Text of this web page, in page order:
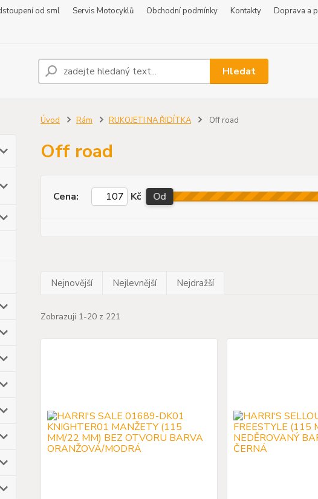
od sml Servis Motocyklů Obchodní podmínky Kontakty Doprava a
Hledat
Úvod Rám RUKOJETI NA ŘIDÍTKA Off road
Off road
Cena: Kč Od
Nejnovější Nejlevnější Nejdražší
Zobrazuji 1-20 z 221